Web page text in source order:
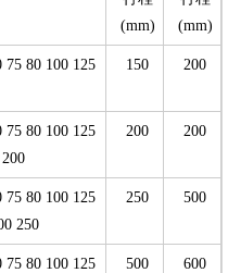
(mm)
(mm)
75 80 100 125
150 200
75 80 100 125
200 200
75 80 100 125
250
250 500
75 80 100 125
500 600